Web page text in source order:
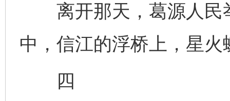
离开那天，葛源人民
中，信江的浮桥上，星火
四